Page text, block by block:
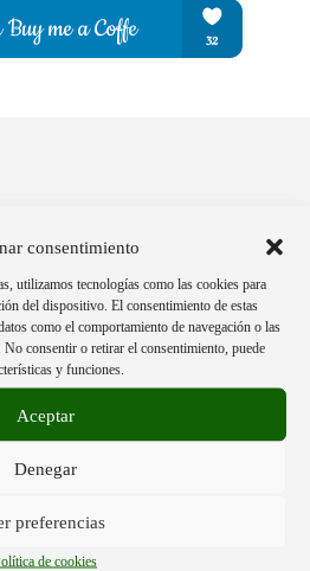
consentimiento
utilizamos tecnologías como las cookies para
del dispositivo. El consentimiento de estas
como el comportamiento de navegación o las
consentir o retirar el consentimiento, puede
y funciones.
Aceptar
Denegar
preferencias
de cookies
ーの構造体と人工的なフ
。
di nanotecnologia e
anestetici dentali e
nanotechnologiques et
analysé des anesthésiques
médical.